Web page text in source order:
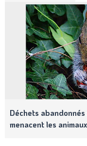
Déchets
menacent les animaux